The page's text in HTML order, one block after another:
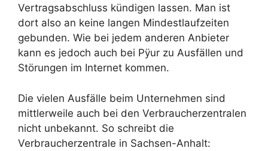
Vertragsabschluss kündigen lassen. Man ist
dort also an keine langen Mindestlaufzeiten
gebunden. Wie bei jedem anderen Anbieter
kann es jedoch auch bei Pÿur zu Ausfällen und
Störungen im Internet kommen.
Die vielen Ausfälle beim Unternehmen sind
mittlerweile auch bei den Verbraucherzentralen
nicht unbekannt. So schreibt die
Verbraucherzentrale in Sachsen-Anhalt: